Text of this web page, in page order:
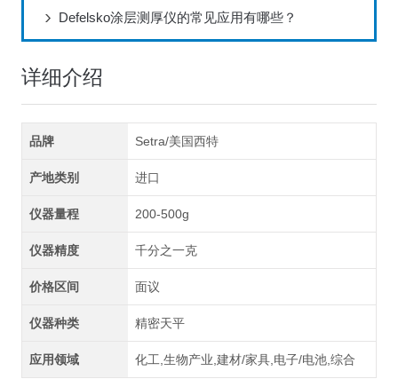
Defelsko涂层测厚仪的常见应用有哪些？
详细介绍
品牌 Setra/美国西特
产地类别 进口
仪器量程 200-500g
仪器精度 千分之一克
价格区间 面议
仪器种类 精密天平
应用领域 化工,生物产业,建材/家具,电子/电池,综合